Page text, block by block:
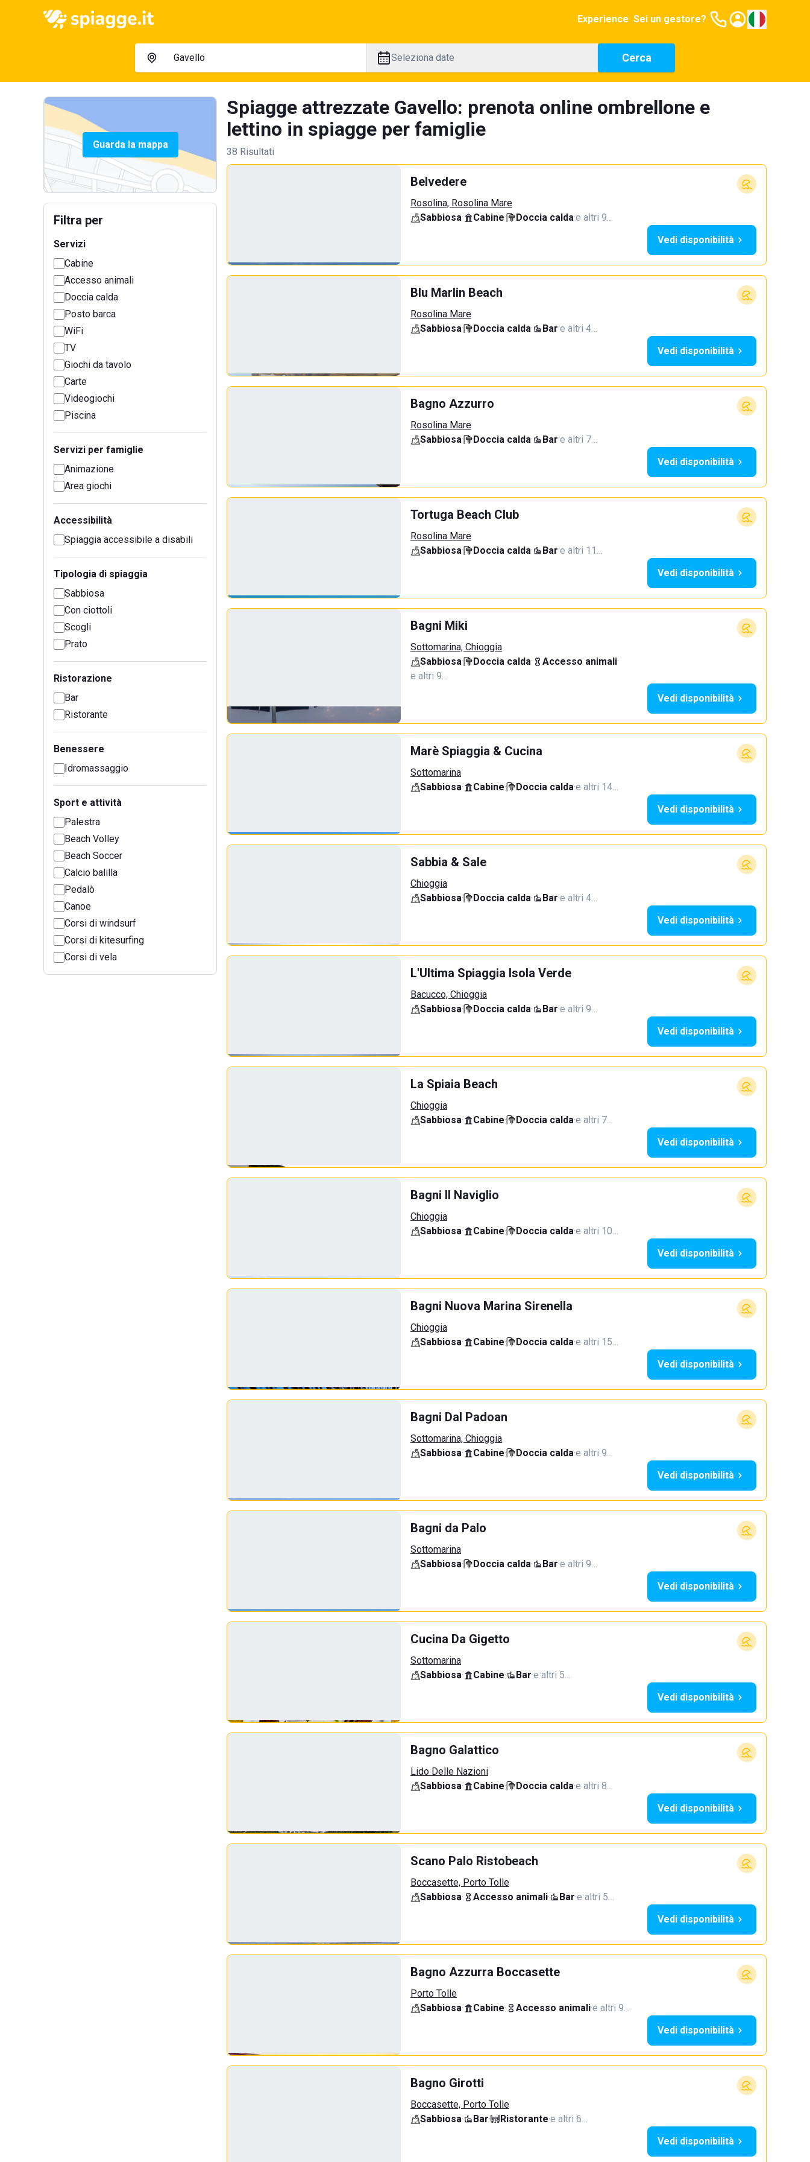
Experience Sei un gestore?
Seleziona date Cerca
Guarda la mappa
Filtra per
Servizi
Cabine
Accesso animali
Doccia calda
Posto barca
WiFi
TV
Giochi da tavolo
Carte
Videogiochi
Piscina
Servizi per famiglie
Animazione
Area giochi
Accessibilità
Spiaggia accessibile a disabili
Tipologia di spiaggia
Sabbiosa
Con ciottoli
Scogli
Prato
Ristorazione
Bar
Ristorante
Benessere
Idromassaggio
Sport e attività
Palestra
Beach Volley
Beach Soccer
Calcio balilla
Pedalò
Canoe
Corsi di windsurf
Corsi di kitesurfing
Corsi di vela
Spiagge attrezzate Gavello: prenota online ombrellone e
lettino in spiagge per famiglie
38 Risultati
Belvedere
Rosolina, Rosolina Mare
Sabbiosa· Cabine· Doccia calda·e altri 9…
Vedi disponibilità
Blu Marlin Beach
Rosolina Mare
Sabbiosa· Doccia calda· Bar·e altri 4…
Vedi disponibilità
Bagno Azzurro
Rosolina Mare
Sabbiosa· Doccia calda· Bar·e altri 7…
Vedi disponibilità
Tortuga Beach Club
Rosolina Mare
Sabbiosa· Doccia calda· Bar·e altri 11…
Vedi disponibilità
Bagni Miki
Sottomarina, Chioggia
Sabbiosa· Doccia calda· Accesso animali·
e altri 9…
Vedi disponibilità
Marè Spiaggia & Cucina
Sottomarina
Sabbiosa· Cabine· Doccia calda·e altri 14…
Vedi disponibilità
Sabbia & Sale
Chioggia
Sabbiosa· Doccia calda· Bar·e altri 4…
Vedi disponibilità
L'Ultima Spiaggia Isola Verde
Bacucco, Chioggia
Sabbiosa· Doccia calda· Bar·e altri 9…
Vedi disponibilità
La Spiaia Beach
Chioggia
Sabbiosa· Cabine· Doccia calda·e altri 7…
Vedi disponibilità
Bagni Il Naviglio
Chioggia
Sabbiosa· Cabine· Doccia calda·e altri 10…
Vedi disponibilità
Bagni Nuova Marina Sirenella
Chioggia
Sabbiosa· Cabine· Doccia calda·e altri 15…
Vedi disponibilità
Bagni Dal Padoan
Sottomarina, Chioggia
Sabbiosa· Cabine· Doccia calda·e altri 9…
Vedi disponibilità
Bagni da Palo
Sottomarina
Sabbiosa· Doccia calda· Bar·e altri 9…
Vedi disponibilità
Cucina Da Gigetto
Sottomarina
Sabbiosa· Cabine· Bar·e altri 5…
Vedi disponibilità
Bagno Galattico
Lido Delle Nazioni
Sabbiosa· Cabine· Doccia calda·e altri 8…
Vedi disponibilità
Scano Palo Ristobeach
Boccasette, Porto Tolle
Sabbiosa· Accesso animali· Bar·e altri 5…
Vedi disponibilità
Bagno Azzurra Boccasette
Porto Tolle
Sabbiosa· Cabine· Accesso animali·e altri 9…
Vedi disponibilità
Bagno Girotti
Boccasette, Porto Tolle
Sabbiosa· Bar· Ristorante·e altri 6…
Vedi disponibilità